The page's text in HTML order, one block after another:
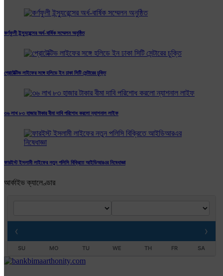
কর্ণফুলী ইন্স্যুরেন্সের অর্ধ-বার্ষিক সম্মেলন অনুষ্ঠিত
প্রোটেক্টিভ লাইফের সঙ্গে হলিডে ইন ঢাকা সিটি সেন্টারের চুক্তি
৩৬ লাখ ৮৩ হাজার টাকার বীমা দাবি পরিশোধ করলো ন্যাশনাল লাইফ
ফারইস্ট ইসলামী লাইফের নতুন পলিসি বিক্রিতে আইডিআরএর নিষেধাজ্ঞা
আর্কাইভ ক্যালেণ্ডার
‹ ›
SU MO TU WE TH FR SA